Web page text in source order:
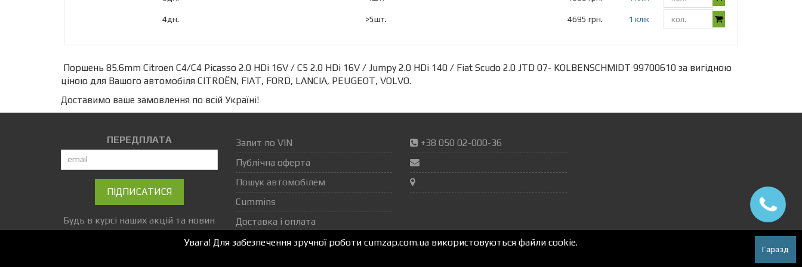
4дн. >5шт. 4695 грн. 1 клік
Поршень 85.6mm Citroen C4/C4 Picasso 2.0 HDi 16V / C5 2.0 HDi 16V / Jumpy 2.0 HDi 140 / Fiat Scudo 2.0 JTD 07- KOLBENSCHMIDT 99700610 за вигідною
ціною для Вашого автомобіля CITROËN, FIAT, FORD, LANCIA, PEUGEOT, VOLVO.
Доставимо ваше замовлення по всій Україні!
ПЕРЕДПЛАТА
ПІДПИСАТИСЯ
Будь в курсі наших акцій та новин
Запит по VIN
Публічна оферта
Пошук автомобілем
Cummins
Доставка і оплата
+38 050 02-000-36
Autox.pro
Увага! Для забезпечення зручної роботи cumzap.com.ua використовуються файли cookie.
Гаразд